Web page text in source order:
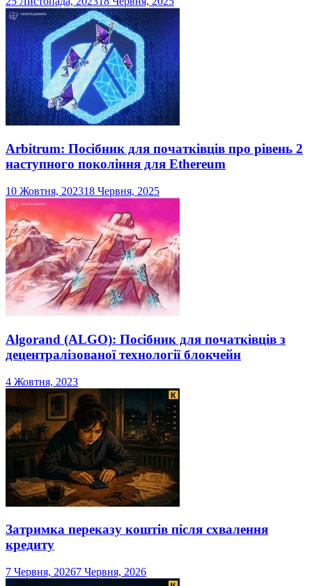
Arbitrum: Посібник для початківців про рівень 2
наступного покоління для Ethereum
10 Жовтня, 202318 Червня, 2025
Algorand (ALGO): Посібник для початківців з
децентралізованої технології блокчейн
4 Жовтня, 2023
Затримка переказу коштів після схвалення
кредиту
7 Червня, 20267 Червня, 2026